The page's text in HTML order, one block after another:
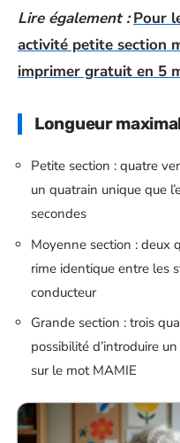
Lire également : Pour
activité petite section
imprimer gratuit en 5
Longueur
Petite section : quatre
un quatrain unique que
secondes
Moyenne section : deux
rime identique entre les
conducteur
Grande section : trois
possibilité d’introduire
sur le mot MAMIE